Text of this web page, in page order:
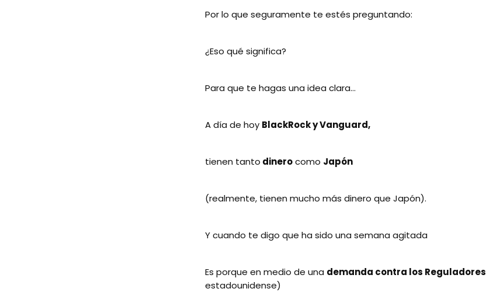
Por lo que seguramente te estés preguntando:
¿Eso qué significa?
Para que te hagas una idea clara...
A día de hoy BlackRock y Vanguard,
tienen tanto dinerocomo Japón
(realmente, tienen mucho más dinero que Japón).
Y cuando te digo que ha sido una semana agitada
Es porque en medio de una demanda contra los Reguladores
estadounidense)